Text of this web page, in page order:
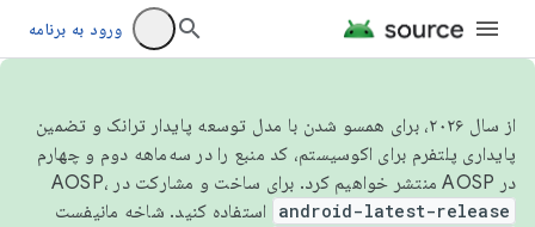
ورود به برنامه
از سال ۲۰۲۶، برای همسو شدن با مدل توسعه پایدار ترانک و تضمین
پایداری پلتفرم برای اکوسیستم، کد منبع را در سه‌ماهه دوم و چهارم
در AOSP منتشر خواهیم کرد. برای ساخت و مشارکت در AOSP،
android-latest-release استفاده کنید. شاخه مانیفست